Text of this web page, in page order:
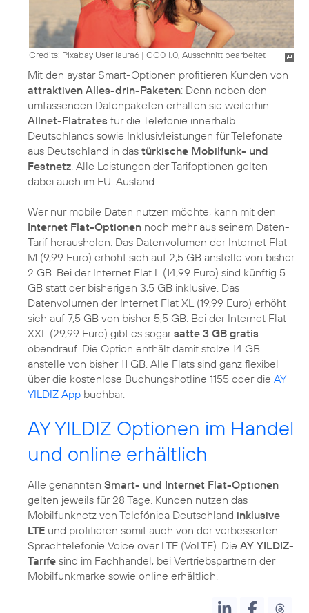
Credits: Pixabay User laura6 | CC0 1.0, Ausschnitt bearbeitet
Mit den aystar Smart-Optionen profitieren Kunden von
attraktiven Alles-drin-Paketen: Denn neben den
umfassenden Datenpaketen erhalten sie weiterhin
Allnet-Flatrates für die Telefonie innerhalb
Deutschlands sowie Inklusivleistungen für Telefonate
aus Deutschland in das türkische Mobilfunk- und
Festnetz. Alle Leistungen der Tarifoptionen gelten
dabei auch im EU-Ausland.
Wer nur mobile Daten nutzen möchte, kann mit den
Internet Flat-Optionen noch mehr aus seinem Daten-
Tarif herausholen. Das Datenvolumen der Internet Flat
M (9,99 Euro) erhöht sich auf 2,5 GB anstelle von bisher
2 GB. Bei der Internet Flat L (14,99 Euro) sind künftig 5
GB statt der bisherigen 3,5 GB inklusive. Das
Datenvolumen der Internet Flat XL (19,99 Euro) erhöht
sich auf 7,5 GB von bisher 5,5 GB. Bei der Internet Flat
XXL (29,99 Euro) gibt es sogarsatte 3 GB gratis
obendrauf. Die Option enthält damit stolze 14 GB
anstelle von bisher 11 GB. Alle Flats sind ganz flexibel
über die kostenlose Buchungshotline 1155 oder die AY
YILDIZ App buchbar.
AY YILDIZ Optionen im Handel
und online erhältlich
Alle genannten Smart- und Internet Flat-Optionen
gelten jeweils für 28 Tage. Kunden nutzen das
Mobilfunknetz von Telefónica Deutschland inklusive
LTE und profitieren somit auch von der verbesserten
Sprachtelefonie Voice over LTE (VoLTE). Die AY YILDIZ-
Tarife sind im Fachhandel, bei Vertriebspartnern der
Mobilfunkmarke sowie online erhältlich.